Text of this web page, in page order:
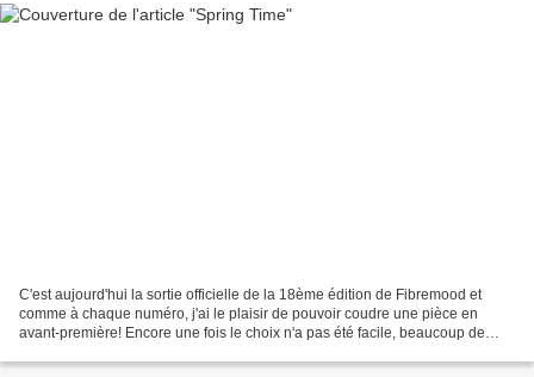
C'est aujourd'hui la sortie officielle de la 18ème édition de Fibremood et
comme à chaque numéro, j'ai le plaisir de pouvoir coudre une pièce en
avant-première! Encore une fois le choix n'a pas été facile, beaucoup de